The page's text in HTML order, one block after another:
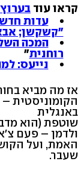
קראו עוד
עדות
"קשקשן;
המכה
רוחנית"
נייעס:
אז מה מביא
הקומוניסטית
באנגלית
שוטפת (הוא
ולדמן – פעם
האמת, ועל
שעבר.